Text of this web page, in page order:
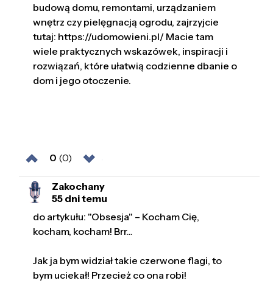
budową domu, remontami, urządzaniem
wnętrz czy pielęgnacją ogrodu, zajrzyjcie
tutaj: https://udomowieni.pl/ Macie tam
wiele praktycznych wskazówek, inspiracji i
rozwiązań, które ułatwią codzienne dbanie o
dom i jego otoczenie.
0 (0)
Zakochany
55 dni temu
do artykułu: "Obsesja" – Kocham Cię,
kocham, kocham! Brr…
Jak ja bym widział takie czerwone flagi, to
bym uciekał! Przecież co ona robi!